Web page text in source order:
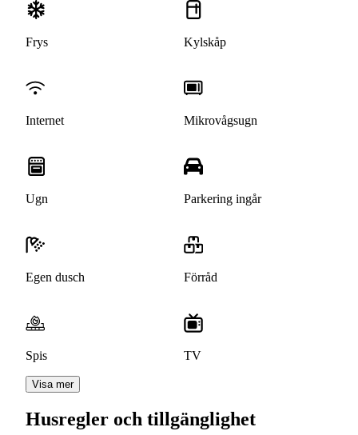
Frys Kylskåp
Internet Mikrovågsugn
Ugn Parkering ingår
Egen dusch Förråd
Spis TV
Visa mer
Husregler och tillgänglighet